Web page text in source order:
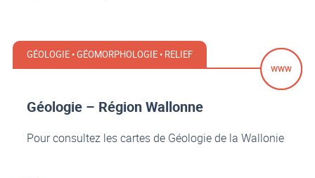
GÉOLOGIE • GÉOMORPHOLOGIE • RELIEF
Géologie – Région Wallonne
Pour consultez les cartes de Géologie de la Wallonie